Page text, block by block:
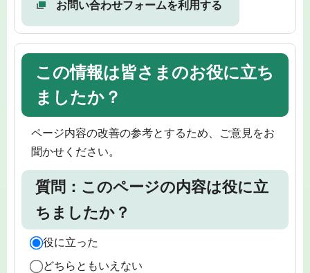
お問い合わせフォームを利用する
この情報は皆さまのお役に立ち
ましたか？
ページ内容の改善の参考とするため、ご意見をお
聞かせください。
質問：このページの内容は役に立
ちましたか？
役に立った
どちらともいえない